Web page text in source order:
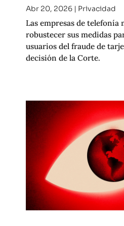
Abr 20, 2026| Privacidad
Las empresas de telefonía
robustecer sus medidas
usuarios del fraude de
decisión de la Corte.